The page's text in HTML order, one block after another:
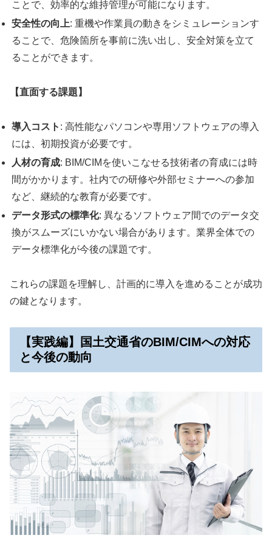
ことで、効率的な維持管理が可能になります。
安全性の向上: 重機や作業員の動きをシミュレーションす
ることで、危険箇所を事前に洗い出し、安全対策を立て
ることができます。
【直面する課題】
導入コスト : 高性能なパソコンや専用ソフトウェアの導入
には、初期投資が必要です。
人材の育成: BIM/CIMを使いこなせる技術者の育成には時
間がかかります。社内での研修や外部セミナーへの参加
など、継続的な教育が必要です。
データ形式の標準化: 異なるソフトウェア間でのデータ交
換がスムーズにいかない場合があります。業界全体での
データ標準化が今後の課題です。
これらの課題を理解し、計画的に導入を進めることが成功
の鍵となります。
【実践編】国土交通省のBIM/CIMへの対応
と今後の動向